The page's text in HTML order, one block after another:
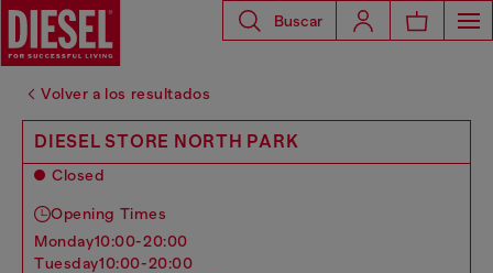
Buscar
Volver a los resultados
DIESEL STORE NORTH PARK
Closed
Opening Times
monday10:00-20:00
tuesday10:00-20:00